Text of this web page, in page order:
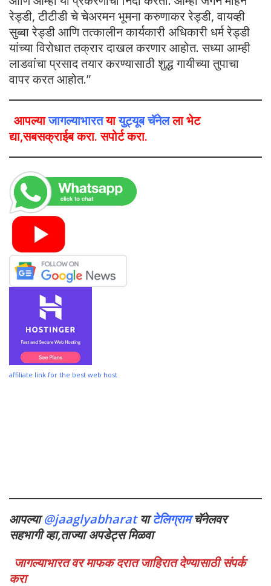
रेड्डी, टीटीडी चे चेअरमन भूमना करुणाकर रेड्डी, वायव्ही
सुब्बा रेड्डी आणि तत्कालीन कार्यकारी अधिकारी धर्म रेड्डी
यांच्या विरोधात तक्रार दाखल करणार आहोत. सध्या आम्ही
लाडवांचा प्रसाद तयार करण्यासाठी शुद्ध गायीच्या तुपाचा
वापर करत आहोत.”
आपल्याजागल्याभारतयायुट्यूब चॅनेलला भेट
द्या,सबसक्राईब करा. सपोर्ट करा.
affiliate link for the best web host
आपल्या@jaaglyabharatयाटेलिग्रामचॅनेलवर
सहभागी व्हा,ताज्या अपडेट्स मिळवा
जागल्याभारत वर माफक दरात जाहिरात देण्यासाठी संपर्क
करा